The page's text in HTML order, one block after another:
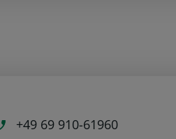
+49 69 910-61960